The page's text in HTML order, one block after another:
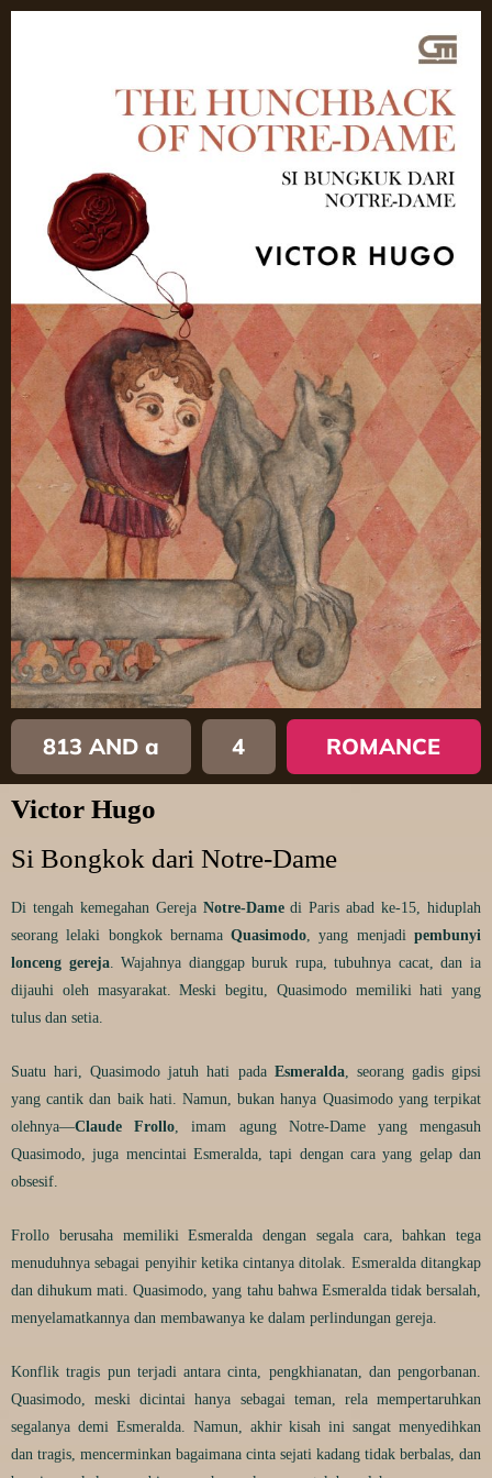
813 AND a 4 ROMANCE
Victor Hugo
Si Bongkok dari Notre-Dame
Di tengah kemegahan Gereja Notre-Damedi Paris abad ke-15, hiduplah
seorang lelaki bongkok bernamaQuasimodo, yang menjadipembunyi
lonceng gereja. Wajahnya dianggap buruk rupa, tubuhnya cacat, dan ia
dijauhi oleh masyarakat. Meski begitu, Quasimodo memiliki hati yang
tulus dan setia.
Suatu hari, Quasimodo jatuh hati pada Esmeralda, seorang gadis gipsi
yang cantik dan baik hati. Namun, bukan hanya Quasimodo yang terpikat
olehnya—Claude Frollo, imam agung Notre-Dame yang mengasuh
Quasimodo, juga mencintai Esmeralda, tapi dengan cara yang gelap dan
obsesif.
Frollo berusaha memiliki Esmeralda dengan segala cara, bahkan tega
menuduhnya sebagai penyihir ketika cintanya ditolak. Esmeralda ditangkap
dan dihukum mati. Quasimodo, yang tahu bahwa Esmeralda tidak bersalah,
menyelamatkannya dan membawanya ke dalam perlindungan gereja.
Konflik tragis pun terjadi antara cinta, pengkhianatan, dan pengorbanan.
Quasimodo, meski dicintai hanya sebagai teman, rela mempertaruhkan
segalanya demi Esmeralda. Namun, akhir kisah ini sangat menyedihkan
dan tragis, mencerminkan bagaimana cinta sejati kadang tidak berbalas, dan